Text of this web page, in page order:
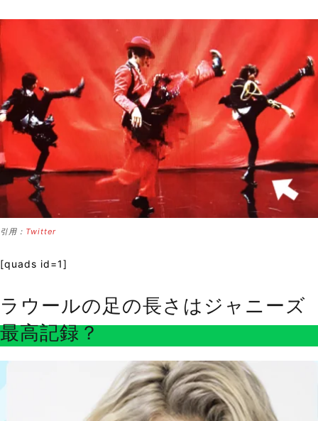
引用： Twitter
[quads id=1]
ラウールの足の長さはジャニーズ
最高記録？